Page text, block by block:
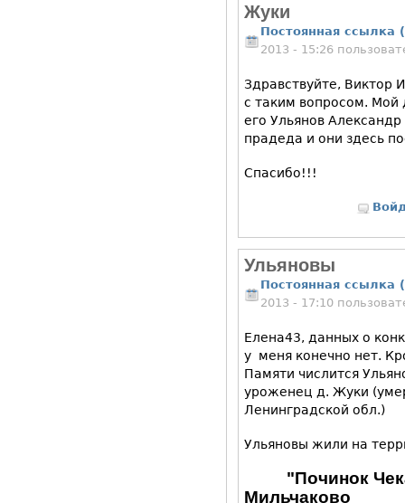
Жуки
Постоянная ссылка
2013 - 15:26
Здравствуйте, Виктор
с таким вопросом.
его Ульянов
прадеда и они здесь
Спасибо!!!
Ульяновы
Постоянная ссылка
2013 - 17:10
Елена43, данных о
у меня конечно нет.
Памяти числится
уроженец д. Жуки
Ленинградской обл.)
Ульяновы жили на
"Починок
Мильчаково